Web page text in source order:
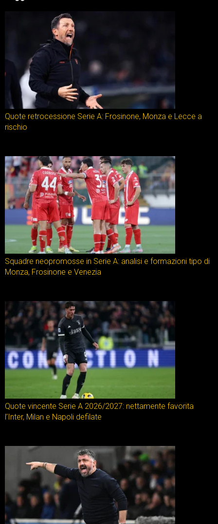
Quote retrocessione Serie A: Frosinone, Monza e Lecce a
rischio
Squadre neopromosse in Serie A: analisi e formazioni tipo di
Monza, Frosinone e Venezia
Quote vincente Serie A 2026/2027: nettamente favorita
l’Inter, Milan e Napoli defilate